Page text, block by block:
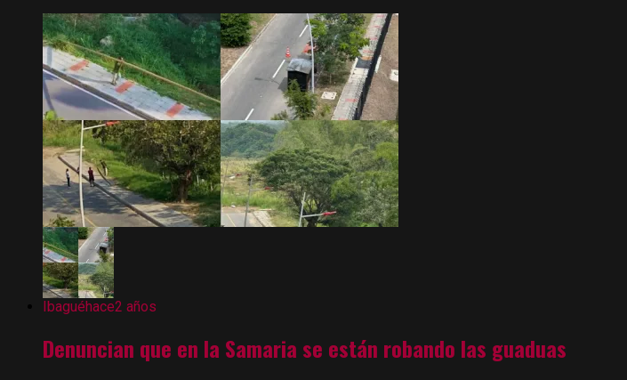
Ibaguéhace2 años
Denuncian que en la Samaria se están robando las guaduas